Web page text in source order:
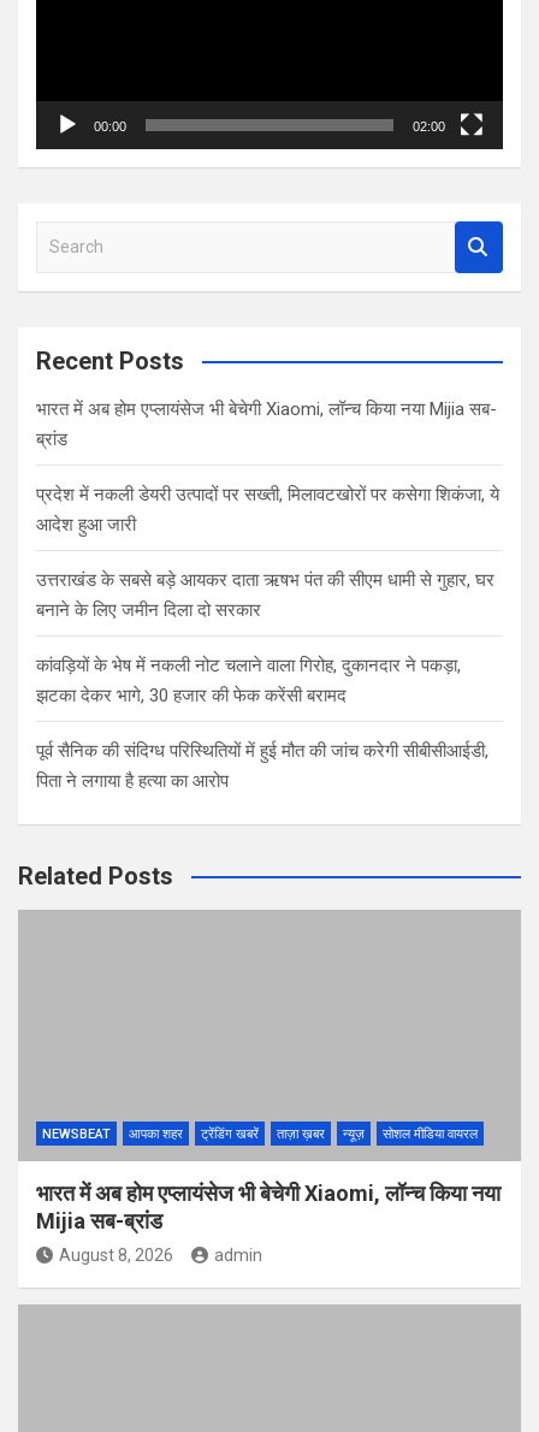
00:00 02:00
a
c
Recent Posts
भारत में अब होम एप्लायंसेज भी बेचेगी Xiaomi, लॉन्च किया नया Mijia सब-
ब्रांड
प्रदेश में नकली डेयरी उत्पादों पर सख्ती, मिलावटखोरों पर कसेगा शिकंजा, ये
आदेश हुआ जारी
उत्तराखंड के सबसे बड़े आयकर दाता ऋषभ पंत की सीएम धामी से गुहार, घर
बनाने के लिए जमीन दिला दो सरकार
कांवड़ियों के भेष में नकली नोट चलाने वाला गिरोह, दुकानदार ने पकड़ा,
झटका देकर भागे, 30 हजार की फेक करेंसी बरामद
पूर्व सैनिक की संदिग्ध परिस्थितियों में हुई मौत की जांच करेगी सीबीसीआईडी,
पिता ने लगाया है हत्या का आरोप
Related Posts
NEWSBEAT आपका शहर ट्रेंडिंग खबरें ताज़ा ख़बर न्यूज़ सोशल मीडिया वायरल
भारत में अब होम एप्लायंसेज भी बेचेगी Xiaomi, लॉन्च किया नया
Mijia सब-ब्रांड
August 8, 2026 admin